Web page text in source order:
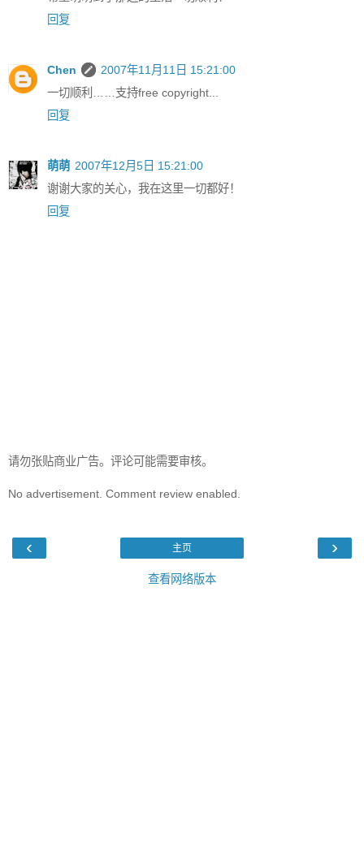
回复
Chen
2007年11月11日 15:21:00
一切顺利……支持free copyright...
回复
萌萌 2007年12月5日 15:21:00
谢谢大家的关心，我在这里一切都好！
回复
请勿张贴商业广告。评论可能需要审核。
No advertisement. Comment review enabled.
‹ ›
主页
查看网络版本